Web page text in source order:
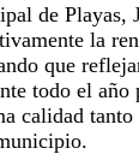
de Playas,
la
que
todo el
calidad